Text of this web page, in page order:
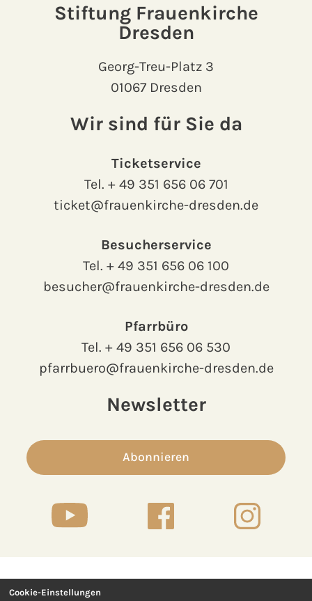
Stiftung Frauenkirche
Dresden
Georg-Treu-Platz 3
01067 Dresden
Wir sind für Sie da
Ticketservice
Tel. + 49 351 656 06 701
ticket@frauenkirche-dresden.de
Besucherservice
Tel. + 49 351 656 06 100
besucher@frauenkirche-dresden.de
Pfarrbüro
Tel. + 49 351 656 06 530
pfarrbuero@frauenkirche-dresden.de
Newsletter
Abonnieren
Kontakt
Cookie-Einstellungen